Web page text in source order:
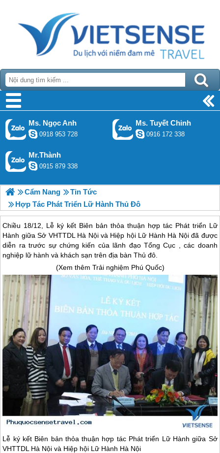
Ms. Ngọc Anh
0918 953 728
Ms. Tuyết Chinh
0916 172 338
Mr.Thành
0915 879 338
Cẩm Nang
Tin Tức
Hợp Tác Phát Triển Lữ Hành Thủ Đô
Chiều 18/12, Lễ ký kết Biên bản thỏa thuận hợp tác Phát triển Lữ
Hành giữa Sở VHTTDL Hà Nội và Hiệp hội Lữ Hành Hà Nội đã được
diễn ra trước sự chứng kiến của lãnh đạo Tổng Cục , các doanh
nghiệp lữ hành và khách sạn trên địa bàn Thủ đô.
(Xem thêm Trải nghiệm Phú Quốc)
Lễ ký kết Biên bản thỏa thuận hợp tác Phát triển Lữ Hành giữa Sở
VHTTDL Hà Nội và Hiệp hội Lữ Hành Hà Nội